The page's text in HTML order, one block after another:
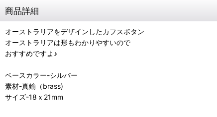
商品詳細
オーストラリアをデザインしたカフスボタン
オーストラリアは形もわかりやすいので
おすすめですよ♪
ベースカラー-シルバー
素材-真鍮（brass)
サイズ-18ｘ21mm